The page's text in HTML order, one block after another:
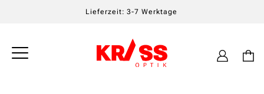
Lieferzeit: 3-7 Werktage
Einloggen